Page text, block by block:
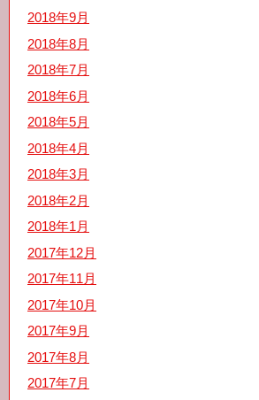
2018年9月
2018年8月
2018年7月
2018年6月
2018年5月
2018年4月
2018年3月
2018年2月
2018年1月
2017年12月
2017年11月
2017年10月
2017年9月
2017年8月
2017年7月